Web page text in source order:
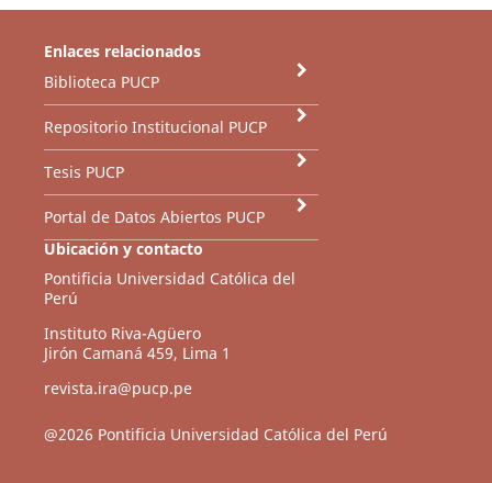
Enlaces relacionados
Biblioteca PUCP
Repositorio Institucional PUCP
Tesis PUCP
Portal de Datos Abiertos PUCP
Ubicación y contacto
Pontificia Universidad Católica del
Perú
Instituto Riva-Agüero
Jirón Camaná 459, Lima 1
revista.ira@pucp.pe
@2026 Pontificia Universidad Católica del Perú